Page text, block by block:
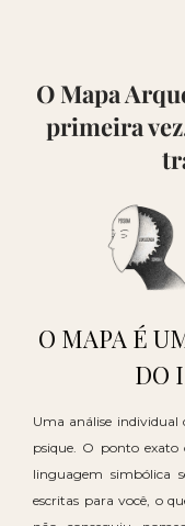
O Mapa
primeira
O MAPA É
DO
Uma análise individual
psique. O ponto
linguagem simbólica
escritas para você, o